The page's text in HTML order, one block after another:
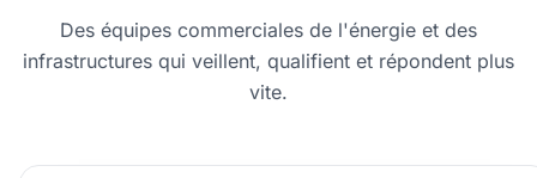
Des équipes commerciales de l'énergie et des
infrastructures qui veillent, qualifient et répondent plus
vite.